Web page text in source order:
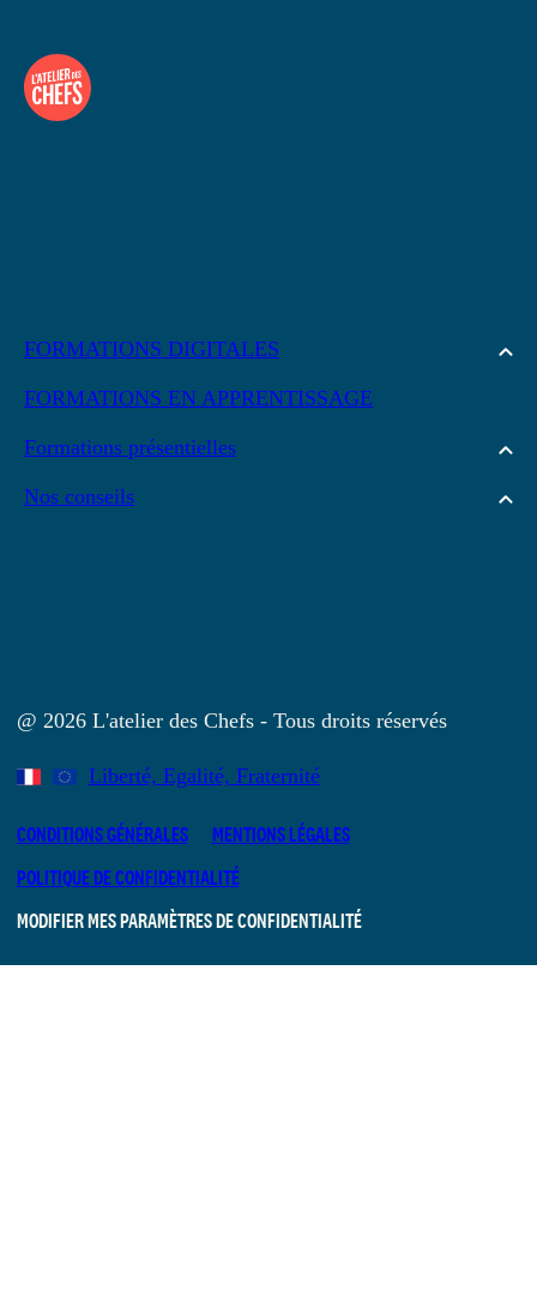
FORMATIONS DIGITALES
FORMATIONS EN APPRENTISSAGE
Formations présentielles
Nos conseils
@ 2026 L'atelier des Chefs - Tous droits réservés
Liberté, Egalité, Fraternité
CONDITIONS GÉNÉRALES
MENTIONS LÉGALES
POLITIQUE DE CONFIDENTIALITÉ
MODIFIER MES PARAMÈTRES DE CONFIDENTIALITÉ